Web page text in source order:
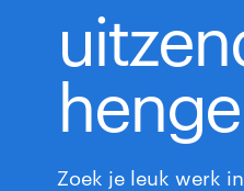
Zoek je leuk werk